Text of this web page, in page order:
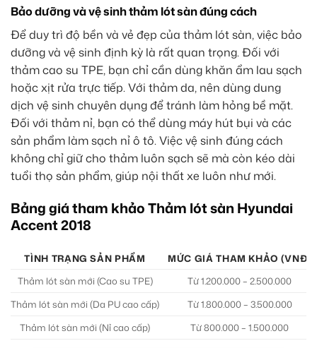
Bảo dưỡng và vệ sinh thảm lót sàn đúng cách
Để duy trì độ bền và vẻ đẹp của thảm lót sàn, việc bảo
dưỡng và vệ sinh định kỳ là rất quan trọng. Đối với
thảm cao su TPE, bạn chỉ cần dùng khăn ẩm lau sạch
hoặc xịt rửa trực tiếp. Với thảm da, nên dùng dung
dịch vệ sinh chuyên dụng để tránh làm hỏng bề mặt.
Đối với thảm nỉ, bạn có thể dùng máy hút bụi và các
sản phẩm làm sạch nỉ ô tô. Việc vệ sinh đúng cách
không chỉ giữ cho thảm luôn sạch sẽ mà còn kéo dài
tuổi thọ sản phẩm, giúp nội thất xe luôn như mới.
Bảng giá tham khảo Thảm lót sàn Hyundai
Accent 2018
TÌNH TRẠNG SẢN PHẨM
MỨC GIÁ THAM KHẢO (VNĐ)
Thảm lót sàn mới (Cao su TPE)
Từ 1.200.000 – 2.500.000
Thảm lót sàn mới (Da PU cao cấp)
Từ 1.800.000 – 3.500.000
Thảm lót sàn mới (Nỉ cao cấp)
Từ 800.000 – 1.500.000